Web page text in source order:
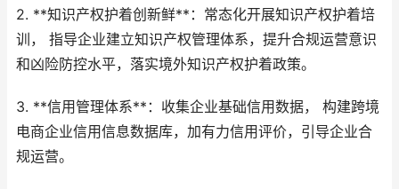
2. **知识产权护着创新鲜**：常态化开展知识产权护着培
训， 指导企业建立知识产权管理体系，提升合规运营意识
和凶险防控水平，落实境外知识产权护着政策。
3. **信用管理体系**：收集企业基础信用数据， 构建跨境
电商企业信用信息数据库，加有力信用评价，引导企业合
规运营。